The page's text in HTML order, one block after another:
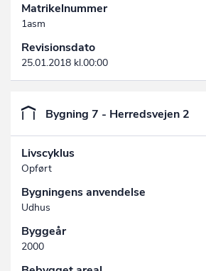
Matrikelnummer
1asm
Revisionsdato
25.01.2018 kl.00:00
Bygning 7 - Herredsvejen 2
Livscyklus
Opført
Bygningens anvendelse
Udhus
Byggeår
2000